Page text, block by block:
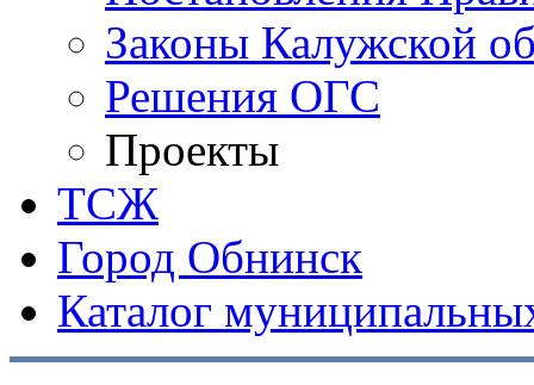
Законы Калужской
Решения ОГС
Проекты
ТСЖ
Город Обнинск
Каталог